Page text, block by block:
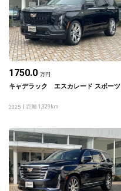
1750.0 万円
キャデラック エスカレード スポーツ
2025 距離 1,329km